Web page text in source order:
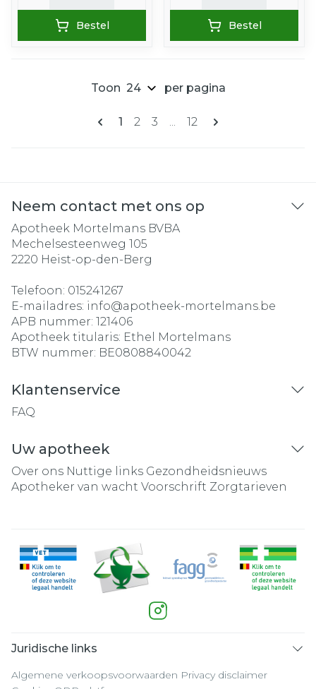
Bestel Bestel
Pagina's
U lees momenteel pagina
1 Pagina
2 Pagina
3 ... Pagina
12
Toon per pagina
Neem contact met ons op
Apotheek Mortelmans BVBA
Mechelsesteenweg 105
2220 Heist-op-den-Berg
Telefoon: 015241267
E-mailadres: info@apotheek-mortelmans.be
APB nummer: 121406
Apotheek titularis: Ethel Mortelmans
BTW nummer: BE0808840042
Klantenservice
FAQ
Uw apotheek
Over ons Nuttige links Gezondheidsnieuws
Apotheker van wacht Voorschrift Zorgtarieven
Juridische links
Algemene verkoopsvoorwaarden Privacy disclaimer